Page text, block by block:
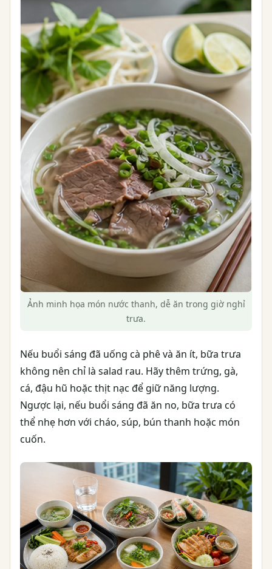
Ảnh minh họa món nước thanh, dễ ăn trong giờ nghỉ
trưa.
Nếu buổi sáng đã uống cà phê và ăn ít, bữa trưa
không nên chỉ là salad rau. Hãy thêm trứng, gà,
cá, đậu hũ hoặc thịt nạc để giữ năng lượng.
Ngược lại, nếu buổi sáng đã ăn no, bữa trưa có
thể nhẹ hơn với cháo, súp, bún thanh hoặc món
cuốn.